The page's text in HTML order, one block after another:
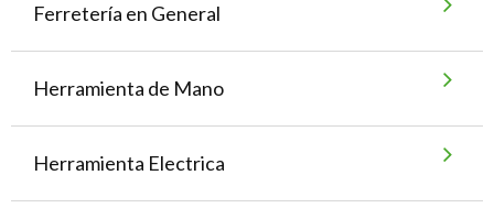
Ferretería en General
Herramienta de Mano
Herramienta Electrica